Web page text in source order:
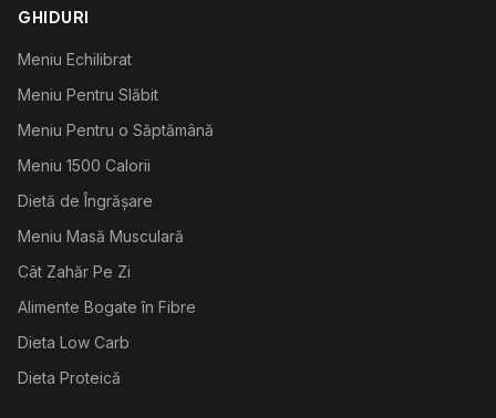
GHIDURI
Meniu Echilibrat
Meniu Pentru Slăbit
Meniu Pentru o Săptămână
Meniu 1500 Calorii
Dietă de Îngrășare
Meniu Masă Musculară
Cât Zahăr Pe Zi
Alimente Bogate în Fibre
Dieta Low Carb
Dieta Proteică